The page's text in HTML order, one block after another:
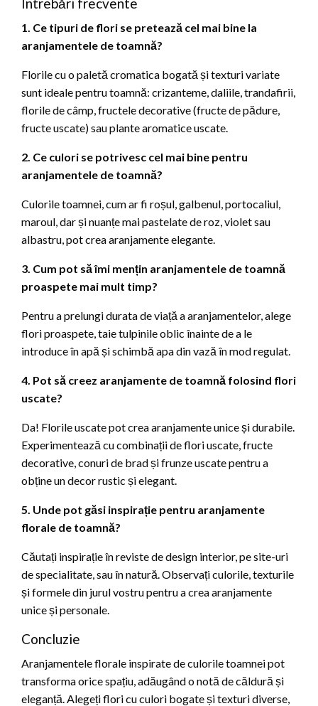
1. Ce tipuri de flori se pretează cel mai bine la
aranjamentele de toamnă?
Florile cu o paletă cromatica bogată și texturi variate
sunt ideale pentru toamnă: crizanteme, daliile, trandafirii,
florile de câmp, fructele decorative (fructe de pădure,
fructe uscate) sau plante aromatice uscate.
2. Ce culori se potrivesc cel mai bine pentru
aranjamentele de toamnă?
Culorile toamnei, cum ar fi roșul, galbenul, portocaliul,
maroul, dar și nuanțe mai pastelate de roz, violet sau
albastru, pot crea aranjamente elegante.
3. Cum pot să îmi mențin aranjamentele de toamnă
proaspete mai mult timp?
Pentru a prelungi durata de viață a aranjamentelor, alege
flori proaspete, taie tulpinile oblic înainte de a le
introduce în apă și schimbă apa din vază în mod regulat.
4. Pot să creez aranjamente de toamnă folosind flori
uscate?
Da! Florile uscate pot crea aranjamente unice și durabile.
Experimentează cu combinații de flori uscate, fructe
decorative, conuri de brad și frunze uscate pentru a
obține un decor rustic și elegant.
5. Unde pot găsi inspirație pentru aranjamente
florale de toamnă?
Căutați inspirație în reviste de design interior, pe site-uri
de specialitate, sau în natură. Observați culorile, texturile
și formele din jurul vostru pentru a crea aranjamente
unice și personale.
Concluzie
Aranjamentele florale inspirate de culorile toamnei pot
transforma orice spațiu, adăugând o notă de căldură și
eleganță. Alegeți flori cu culori bogate și texturi diverse,